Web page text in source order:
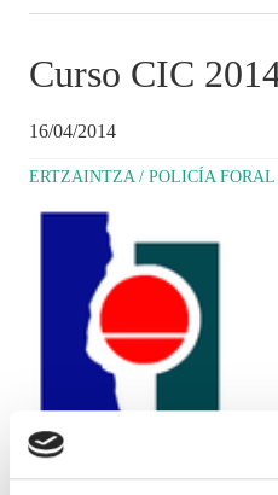
Curso CIC
16/04/2014
ERTZAINTZA / POLICÍA FORAL